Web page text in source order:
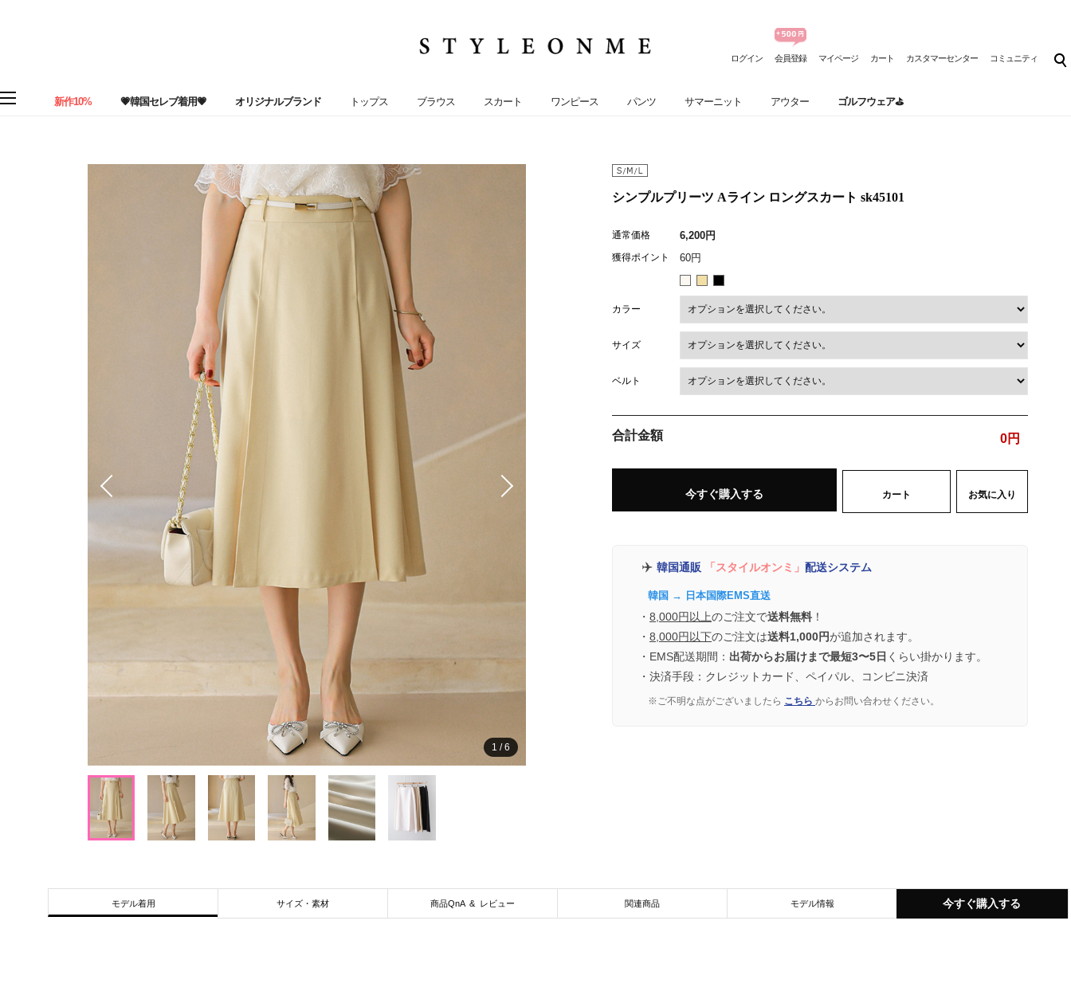
ログイン 会員登録 マイページ カート カスタマーセンター コミュニティ
新作10% 💗韓国セレブ着用💗 オリジナルブランド トップス ブラウス スカート ワンピース パンツ サマーニット アウター ゴルフウェア⛳
1 /6
シンプルプリーツ Aライン ロングスカート sk45101
通常価格 6,200円
獲得ポイント 60円
カラー
サイズ
ベルト
合計金額 0円
今すぐ購入する カート お気に入り
✈️ 韓国通販 「スタイルオンミ」 配送システム
韓国 → 日本国際EMS直送
・ 8,000円以上のご注文で送料無料 ！
・ 8,000円以下のご注文は送料1,000円が追加されます。
・EMS配送期間： 出荷からお届けまで最短3〜5日 くらい掛かります。
・決済手段：クレジットカード、ペイパル、コンビニ決済
※ご不明な点がございましたら こちら からお問い合わせください。
モデル着用 サイズ・素材 商品QnA & レビュー 関連商品 モデル情報 今すぐ購入する